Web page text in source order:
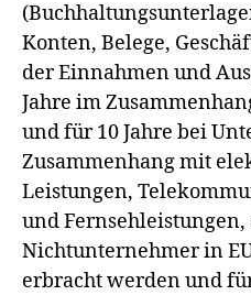
Konten, Belege,
der Einnahmen und
Jahre im
und für 10 Jahre bei
Zusammenhang mit
Leistungen,
und Fernsehleistungen,
Nichtunternehmer in
erbracht werden und